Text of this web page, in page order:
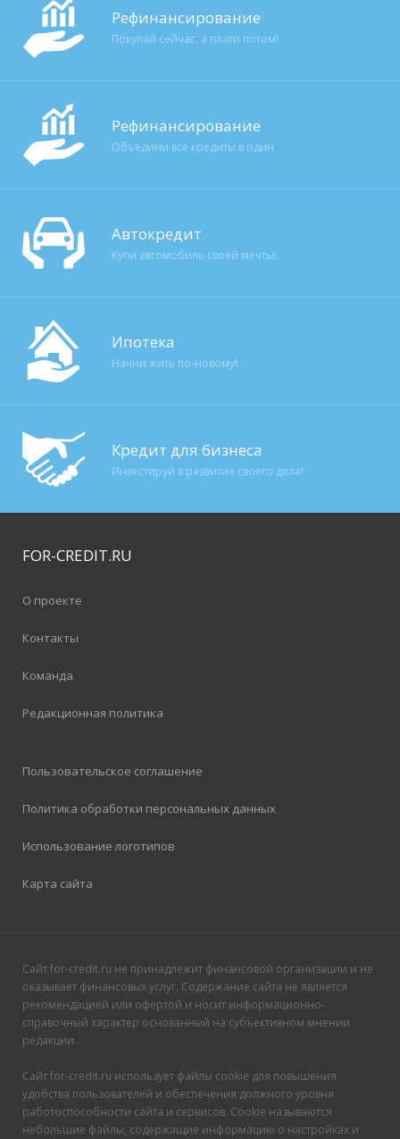
Рефинансирование
Покупай сейчас, а плати потом!
Рефинансирование
Объедини все кредиты в один
Автокредит
Купи автомобиль своей мечты!
Ипотека
Начни жить по-новому!
Кредит для бизнеса
Инвестируй в развитие своего дела!
FOR-CREDIT.RU
О проекте
Контакты
Команда
Редакционная политика
Пользовательское соглашение
Политика обработки персональных данных
Использование логотипов
Карта сайта
Сайт for-credit.ru не принадлежит финансовой организации и не
оказывает финансовых услуг. Содержание сайта не является
рекомендацией или офертой и носит информационно-
справочный характер основанный на субъективном мнении
редакции.
Сайт for-credit.ru использует файлы cookie для повышения
удобства пользователей и обеспечения должного уровня
работоспособности сайта и сервисов. Cookie называются
небольшие файлы, содержащие информацию о настройках и